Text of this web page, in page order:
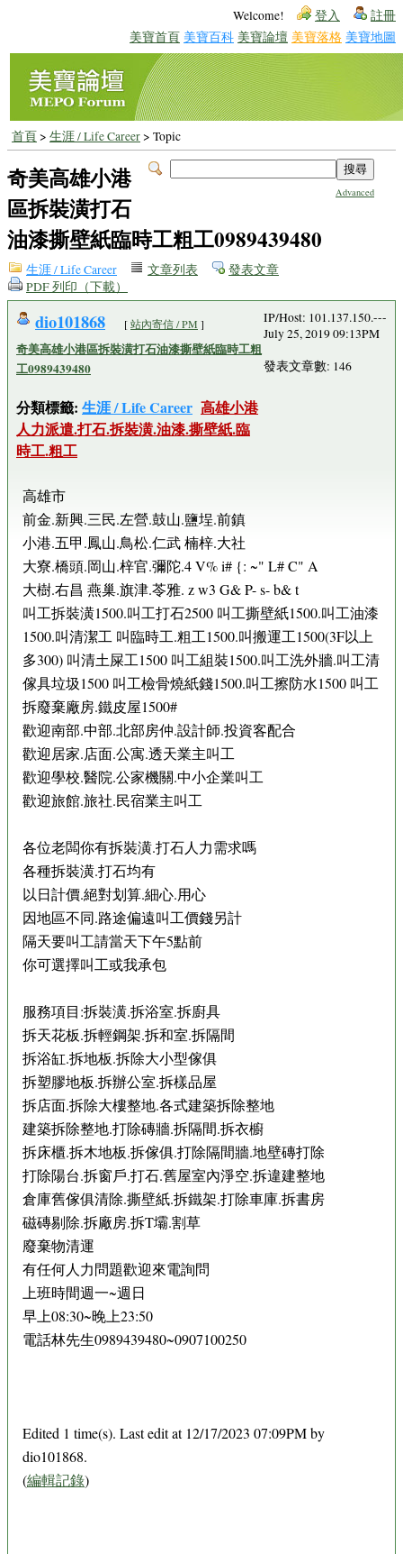
Welcome! 登入 註冊
美寶首頁 美寶百科 美寶論壇 美寶落格 美寶地圖
首頁> 生涯 / Life Career> Topic
Advanced
奇美高雄小港
區拆裝潢打石
油漆撕壁紙臨時工粗工0989439480
生涯 / Life Career 文章列表
發表文章
PDF 列印（下載）
dio101868 [站內寄信 / PM ]
奇美高雄小港區拆裝潢打石油漆撕壁紙臨時工粗
工0989439480
分類標籤: 生涯 / Life Career 高雄小港
人力派遣.打石.拆裝潢.油漆.撕壁紙.臨
時工.粗工
IP/Host: 101.137.150.---
July 25, 2019 09:13PM
發表文章數: 146
高雄市
前金.新興.三民.左營.鼓山.鹽埕.前鎮
小港.五甲.鳳山.鳥松.仁武 楠梓.大社
大寮.橋頭.岡山.梓官.彌陀.4 V% i# {: ~" L# C" A
大樹.右昌 燕巢.旗津.苓雅. z w3 G& P- s- b& t
叫工拆裝潢1500.叫工打石2500 叫工撕壁紙1500.叫工油漆
1500.叫清潔工 叫臨時工.粗工1500.叫搬運工1500(3F以上
多300) 叫清土屎工1500 叫工組裝1500.叫工洗外牆.叫工清
傢具垃圾1500 叫工檢骨燒紙錢1500.叫工擦防水1500 叫工
拆廢棄廠房.鐵皮屋1500#
歡迎南部.中部.北部房仲.設計師.投資客配合
歡迎居家.店面.公寓.透天業主叫工
歡迎學校.醫院.公家機關.中小企業叫工
歡迎旅館.旅社.民宿業主叫工
各位老闆你有拆裝潢.打石人力需求嗎
各種拆裝潢.打石均有
以日計價.絕對划算.細心.用心
因地區不同.路途偏遠叫工價錢另計
隔天要叫工請當天下午5點前
你可選擇叫工或我承包
服務項目:拆裝潢.拆浴室.拆廚具
拆天花板.拆輕鋼架.拆和室.拆隔間
拆浴缸.拆地板.拆除大小型傢俱
拆塑膠地板.拆辦公室.拆樣品屋
拆店面.拆除大樓整地.各式建築拆除整地
建築拆除整地.打除磚牆.拆隔間.拆衣櫥
拆床櫃.拆木地板.拆傢俱.打除隔間牆.地壁磚打除
打除陽台.拆窗戶.打石.舊屋室內淨空.拆違建整地
倉庫舊傢俱清除.撕壁紙.拆鐵架.打除車庫.拆書房
磁磚剔除.拆廠房.拆T壩.割草
廢棄物清運
有任何人力問題歡迎來電詢問
上班時間週一~週日
早上08:30~晚上23:50
電話林先生0989439480~0907100250
Edited 1 time(s). Last edit at 12/17/2023 07:09PM by
dio101868.
(編輯記錄)